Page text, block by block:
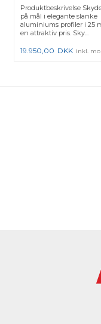
Produktbeskrivelse
på mål i elegante slanke
aluminiums profiler i 25
en attraktiv pris. Sky...
19.950,00 DKK inkl.